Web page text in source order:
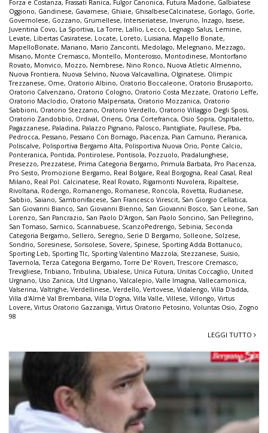
Forza e Costanza, Frassati Ranica, Fulgor Canonica, Futura Madone, Galbiatese
Oggiono, Gandinese, Gavarnese, Ghiaie, GhisalbeseCalcinatese, Gorlago, Gorle,
Governolese, Gozzano, Grumellese, Interseriatese, Inveruno, Inzago, Issese,
Juventina Covo, La Sportiva, La Torre, Lallio, Lecco, Legnago Salus, Lemine,
Levate, Libertas Casiratese, Locate, Loreto, Luisiana, Mapello Bonate,
MapelloBonate, Mariano, Mario Zanconti, Medolago, Melegnano, Mezzago,
Misano, Monte Cremasco, Montello, Monterosso, Montodinese, Montorfano
Rovato, Monvico, Mozzo, Nembrese, Nino Ronco, Nuova Atletic Almenno,
Nuova Frontiera, Nuova Selvino, Nuova Valcavallina, Olginatese, Olimpic
Trezzanese, Ome, Oratorio Albino, Oratorio Boccaleone, Oratorio Brusaporto,
Oratorio Calvenzano, Oratorio Cologno, Oratorio Costa Mezzate, Oratorio Leffe,
Oratorio Maclodio, Oratorio Malpensata, Oratorio Mozzanica, Oratorio
Sabbioni, Oratorio Stezzano, Oratorio Verdello, Oratorio Villaggio Degli Sposi,
Oratorio Zandobbio, Ordival, Oriens, Orsa Cortefranca, Osio Sopra, Ospitaletto,
Pagazzanese, Paladina, Palazzo Pignano, Palosco, Pantigliate, Paullese, Pba,
Pedrocca, Pessano, Pessano Con Bornago, Piacenza, Pian Camuno, Pieranica,
Poliscalve, Polisportiva Bergamo Alta, Polisportiva Nuova Orio, Ponte Calcio,
Ponteranica, Pontida, Pontirolese, Pontisola, Pozzuolo, Pradalunghese,
Presezzo, Prezzatese, Prima Categoria Bergamo, Primula Barbata, Pro Piacenza,
Pro Sesto, Promozione Bergamo, Real Bolgare, Real Borgogna, Real Casal, Real
Milano, Real Pol. Calcinatese, Real Rovato, Rigamonti Nuvolera, Ripaltese,
Rivoltana, Rodengo, Romanengo, Romanese, Roncola, Rovetta, Rudianese,
Sabbio, Saiano, Sambonifacese, San Francesco Virescit, San Giorgio Cellatica,
San Giovanni Bianco, San Giovanni Bienno, San Giovanni Bosco, San Leone, San
Lorenzo, San Pancrazio, San Paolo D'Argon, San Paolo Soncino, San Pellegrino,
San Tomaso, Sarnico, Scannabuese, ScanzoPedrengo, Sebinia, Seconda
Categoria Bergamo, Sellero, Seregno, Serie D Bergamo, Solleone, Solzese,
Sondrio, Soresinese, Sorisolese, Sovere, Spinese, Sporting Adda Bottanuco,
Sporting Leb, Sporting Tlc, Sporting Valentino Mazzola, Stezzanese, Suisio,
Tavernola,Terza Categoria Bergamo,Torre De' Roveri,Trescore Cremasco,
Trevigliese,Tribiano,Tribulina, Ubialese, Unica Futura, Unitas Coccaglio, United
Urgnano, Uso Zanica, Utd Urgnano, Valcalepio, Valle Imagna, Vallecamonica,
Valserina, Valtrighe, Verdellinese, Verdello, Vertovese, Vidalengo, Villa D'adda,
Villa d'Almè Val Brembana, Villa D'ogna, Villa Valle, Villese, Villongo, Virtus
Lovere, Virtus Oratorio Gazzaniga, Virtus Oratorio Petosino, Voluntas Osio, Zogno
98
LEGGI TUTTO